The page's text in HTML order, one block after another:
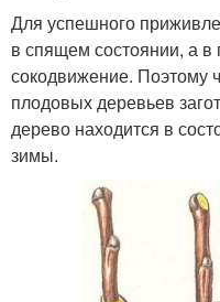
Для успешного
в спящем состоянии, а
сокодвижение. Поэтому
плодовых деревьев
дерево находится в
зимы.